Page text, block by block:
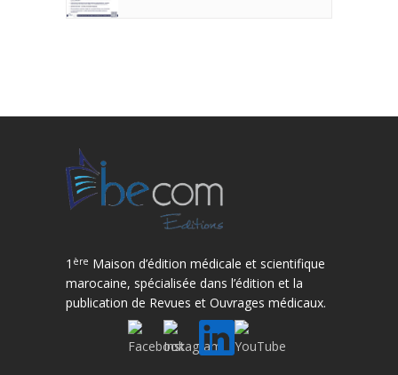
1 ère Maison d’édition médicale et scientifique
marocaine, spécialisée dans l’édition et la
publication de Revues et Ouvrages médicaux.